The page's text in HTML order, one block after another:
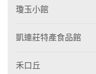
瓊玉小館
凱連莊特產食品館
禾口丘